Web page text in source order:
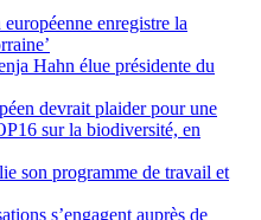
enregistre la
Hahn élue présidente du
devrait plaider pour une
sur la biodiversité, en
son programme de travail et
s’engagent auprès de